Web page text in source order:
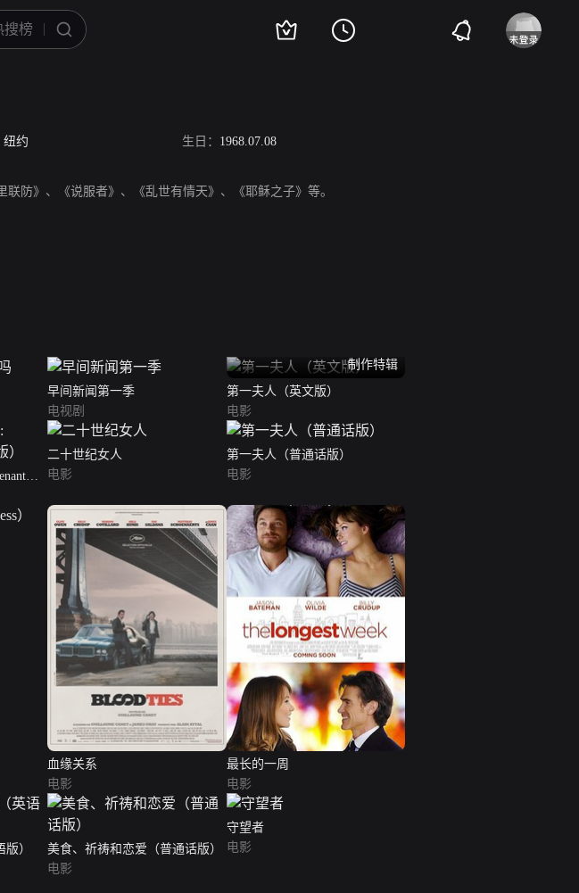
纽约 生日： 1968.07.08
防》、《说服者》、《乱世有情天》、《耶稣之子》等。
早间新闻第一季
电视剧
制作特辑
第一夫人（英文版）
电影
）
二十世纪女人
电影
第一夫人（普通话版）
电影
血缘关系
电影
最长的一周
电影
）
美食、祈祷和恋爱（普通话版）
电影
守望者
电影